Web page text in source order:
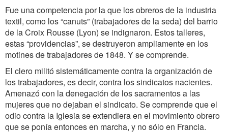
Fue una competencia por la que los obreros de la industria
textil, como los “canuts” (trabajadores de la seda) del barrio
de la Croix Rousse (Lyon) se indignaron. Estos talleres,
estas “providencias”, se destruyeron ampliamente en los
motines de trabajadores de 1848. Y se comprende.
El clero militó sistemáticamente contra la organización de
los trabajadores, es decir, contra los sindicatos nacientes.
Amenazó con la denegación de los sacramentos a las
mujeres que no dejaban el sindicato. Se comprende que el
odio contra la Iglesia se extendiera en el movimiento obrero
que se ponía entonces en marcha, y no sólo en Francia.